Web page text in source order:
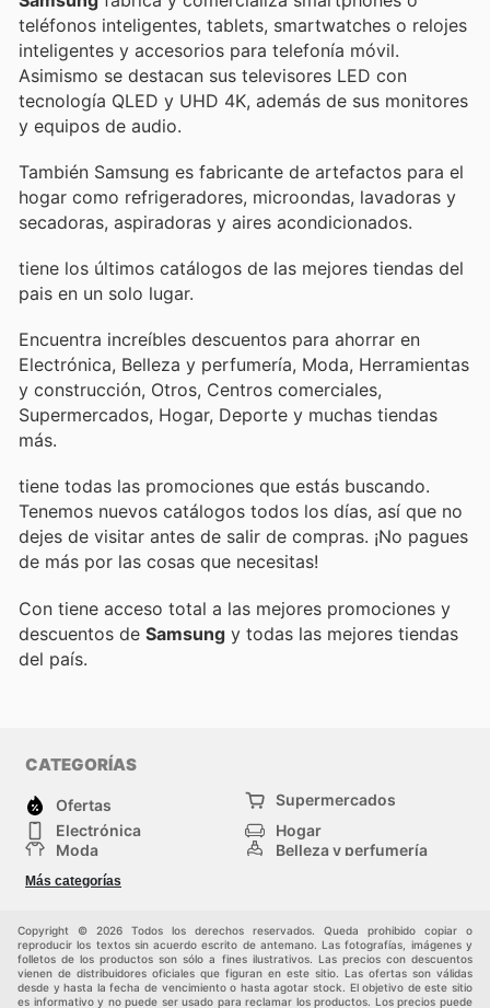
teléfonos inteligentes, tablets, smartwatches o relojes
inteligentes y accesorios para telefonía móvil.
Asimismo se destacan sus televisores LED con
tecnología QLED y UHD 4K, además de sus monitores
y equipos de audio.
También Samsung es fabricante de artefactos para el
hogar como refrigeradores, microondas, lavadoras y
secadoras, aspiradoras y aires acondicionados.
tiene los últimos catálogos de las mejores tiendas del
pais en un solo lugar.
Encuentra increíbles descuentos para ahorrar en
Electrónica, Belleza y perfumería, Moda, Herramientas
y construcción, Otros, Centros comerciales,
Supermercados, Hogar, Deporte y muchas tiendas
más.
tiene todas las promociones que estás buscando.
Tenemos nuevos catálogos todos los días, así que no
dejes de visitar antes de salir de compras. ¡No pagues
de más por las cosas que necesitas!
Con tiene acceso total a las mejores promociones y
descuentos de Samsung y todas las mejores tiendas
del país.
CATEGORÍAS
Ofertas
Supermercados
Electrónica
Hogar
Moda
Belleza y perfumería
Deporte
Más categorías
Copyright © 2026 Todos los derechos reservados. Queda prohibido copiar o
reproducir los textos sin acuerdo escrito de antemano. Las fotografías, imágenes y
folletos de los productos son sólo a fines ilustrativos. Las precios con descuentos
vienen de distribuidores oficiales que figuran en este sitio. Las ofertas son válidas
desde y hasta la fecha de vencimiento o hasta agotar stock. El objetivo de este sitio
es informativo y no puede ser usado para reclamar los productos. Los precios puede